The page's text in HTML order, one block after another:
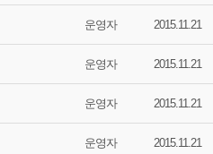
운영자 2015.11.21
운영자 2015.11.21
운영자 2015.11.21
운영자 2015.11.21